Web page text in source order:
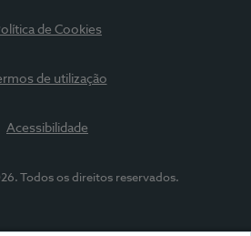
de Cookies
de utilização
Acessibilidade
Todos os direitos reservados.